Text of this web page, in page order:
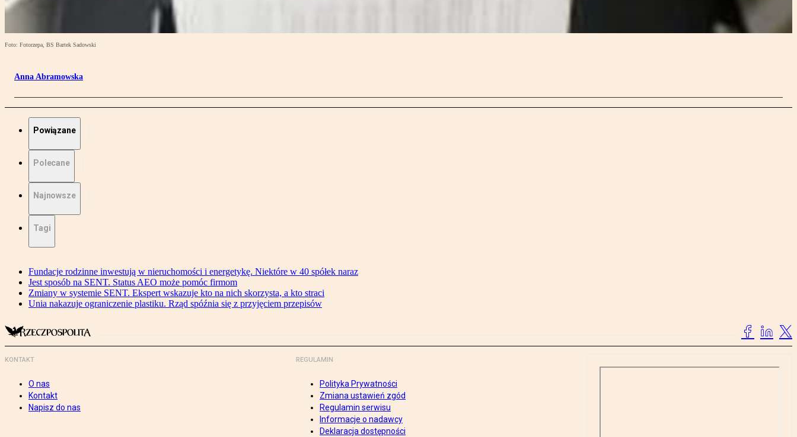
Foto: Fotorzepa, BS Bartek Sadowski
Anna Abramowska
Powiązane
Polecane
Najnowsze
Tagi
Fundacje rodzinne inwestują w nieruchomości i energetykę. Niektóre w 40 spółek naraz
Jest sposób na SENT. Status AEO może pomóc firmom
Zmiany w systemie SENT. Ekspert wskazuje kto na nich skorzysta, a kto straci
Unia nakazuje ograniczenie plastiku. Rząd spóźnia się z przyjęciem przepisów
KONTAKT
O nas
Kontakt
Napisz do nas
REGULAMIN
Polityka Prywatności
Zmiana ustawień zgód
Regulamin serwisu
Informacje o nadawcy
Deklaracja dostępności